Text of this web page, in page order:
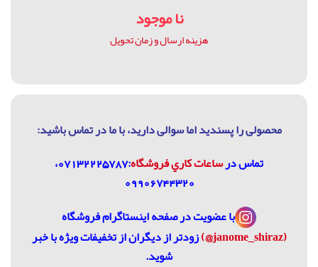
نا موجود
هزینه ارسال و زمان تحویل
محصولی را پسندید اما سوالی دارید، با ما در تماس باشيد:
تماس درساعات كاري فروشگاه
:07132225787،
09906744320
با عضویت درصفحه اینستاگرام فروشگاه
(janome_shiraz@)
زودتر از دیگران از تخفیفات ویژه با خبر
شوید.